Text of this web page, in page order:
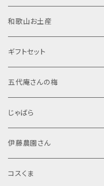
東農園 五代庵
ドレッシング
加工粉末
菓子
果汁飲料・ジュース
レトルト
海産物加工品
詰め合わせ
米
吟醸酒
梅酒
焼酎
米焼酎
麦焼酎
スピリッツ
置物
那智黒石
布製品
般若心経
マスコット
文房具
般若心経
シール・ステッカー
線香
半袖Tシャツ
和歌山お土産
食品
菓子
酒類
その他
ギフトセット
五代庵さんの梅
じゃばら
伊藤農園さん
コスくま